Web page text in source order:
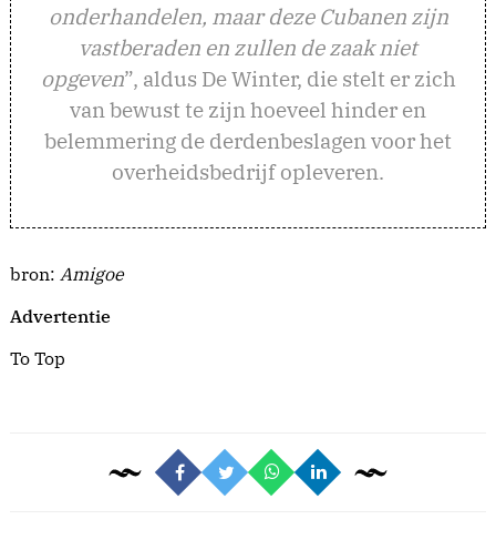
onderhandelen, maar deze Cubanen zijn
vastberaden en zullen de zaak niet
opgeven”, aldus De Winter, die stelt er zich
van bewust te zijn hoeveel hinder en
belemmering de derdenbeslagen voor het
overheidsbedrijf opleveren.
bron: Amigoe
Advertentie
To Top